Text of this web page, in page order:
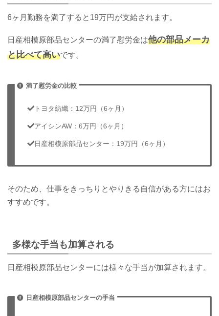
6ヶ月勤務を満了すると19万円が支給されます。
日産相模原部品センターの満了慰労金は他の部品メーカ
と比べて高いです。
満了慰労金の比較
トヨタ紡織：12万円（6ヶ月）
アイシンAW：6万円（6ヶ月）
日産相模原部品センター：19万円（6ヶ月）
そのため、仕事をきっちりとやりきる自信がある方にはお
すすめです。
多様な手当も加算される
日産相模原部品センターには様々な手当が加算されます。
日産相模原部品センターの手当